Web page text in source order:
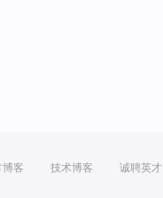
博客 技术博客 诚聘英才